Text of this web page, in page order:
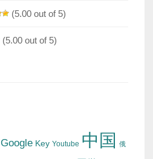
(5.00 out of 5)
(5.00 out of 5)
Google Key Youtube 中国 俄